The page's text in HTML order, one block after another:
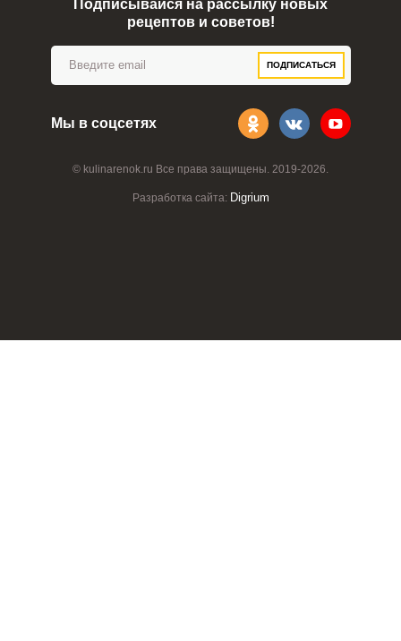
© kulinarenok.ru Все права защищены. 2019-2026.
Разработка сайта: Digrium
Подписывайся на рассылку новых
рецептов и советов!
ПОДПИСАТЬСЯ
Мы в соцсетях
Забыли пароль?
ОТПРАВИТЬ СООБЩЕНИЕ